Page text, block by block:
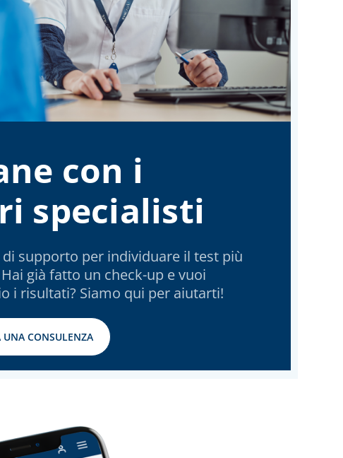
con i
specialisti
di supporto per individuare il test più
già fatto un check-up e vuoi
i risultati? Siamo qui per aiutarti!
UNA CONSULENZA